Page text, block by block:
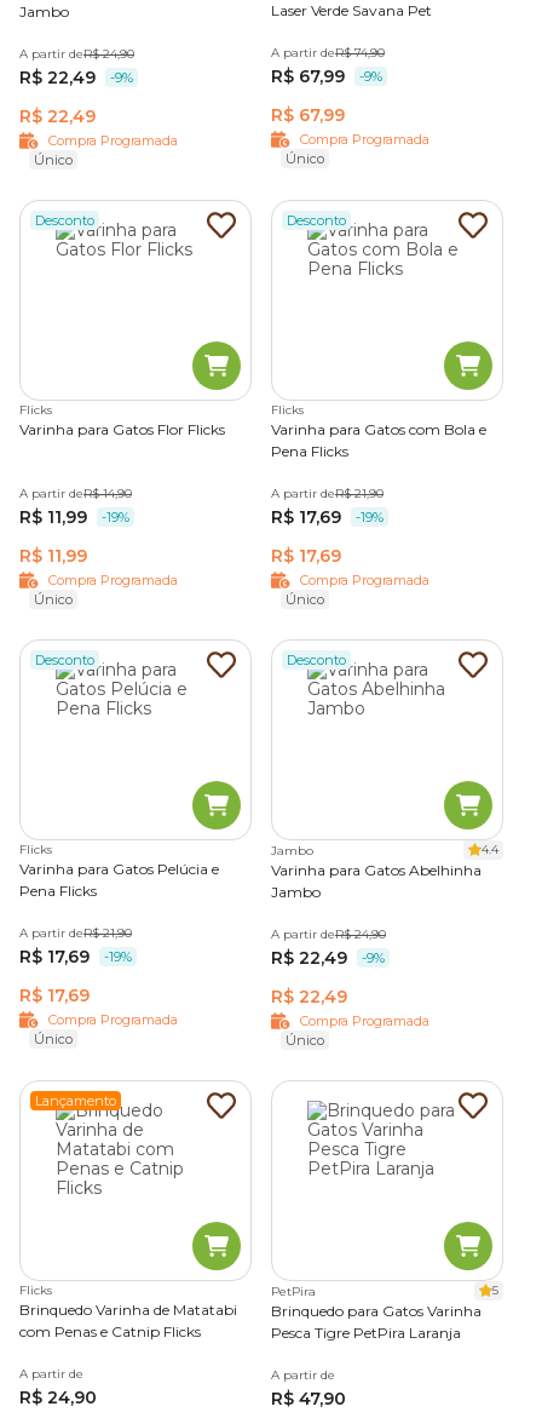
Jambo
A partir deR$ 24,90
R$ 22,49 -9%
R$ 22,49
Compra Programada
Único
Laser Verde Savana Pet
A partir deR$ 74,90
R$ 67,99 -9%
R$ 67,99
Compra Programada
Único
Desconto
Flicks
Varinha para Gatos Flor Flicks
A partir deR$ 14,90
R$ 11,99 -19%
R$ 11,99
Compra Programada
Único
Desconto
Flicks
Varinha para Gatos com Bola e
Pena Flicks
A partir deR$ 21,90
R$ 17,69 -19%
R$ 17,69
Compra Programada
Único
Desconto
Flicks
Varinha para Gatos Pelúcia e
Pena Flicks
A partir deR$ 21,90
R$ 17,69 -19%
R$ 17,69
Compra Programada
Único
Desconto
Jambo 4.4
Varinha para Gatos Abelhinha
Jambo
A partir deR$ 24,90
R$ 22,49 -9%
R$ 22,49
Compra Programada
Único
Lançamento
Flicks
Brinquedo Varinha de Matatabi
com Penas e Catnip Flicks
A partir de
R$ 24,90
PetPira 5
Brinquedo para Gatos Varinha
Pesca Tigre PetPira Laranja
A partir de
R$ 47,90